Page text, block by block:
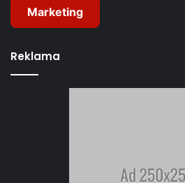
Marketing
Reklama